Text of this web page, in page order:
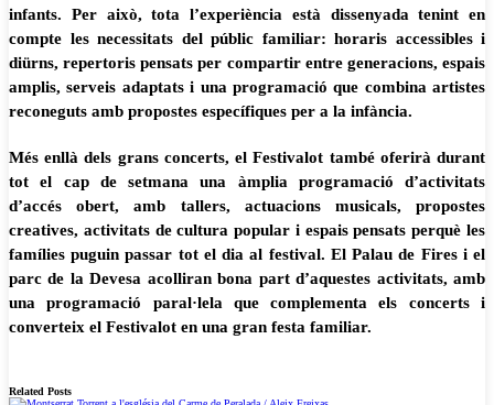
infants. Per això, tota l’experiència està dissenyada tenint en
compte les necessitats del públic familiar: horaris accessibles i
diürns, repertoris pensats per compartir entre generacions, espais
amplis, serveis adaptats i una programació que combina artistes
reconeguts amb propostes específiques per a la infància.
Més enllà dels grans concerts, el Festivalot també oferirà durant
tot el cap de setmana una àmplia programació d’activitats
d’accés obert, amb tallers, actuacions musicals, propostes
creatives, activitats de cultura popular i espais pensats perquè les
famílies puguin passar tot el dia al festival. El Palau de Fires i el
parc de la Devesa acolliran bona part d’aquestes activitats, amb
una programació paral·lela que complementa els concerts i
converteix el Festivalot en una gran festa familiar.
Related Posts